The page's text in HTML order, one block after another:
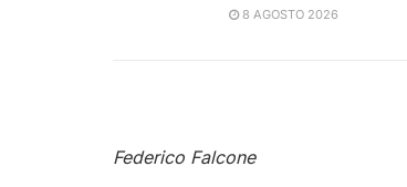
8 AGOSTO 2026
Federico Falcone